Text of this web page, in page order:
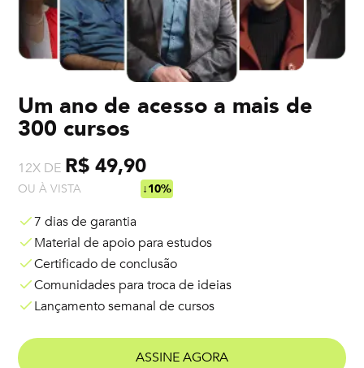
Um ano de acesso a mais de
300 cursos
12X DE R$ 49,90
OU À VISTA ↓10%
7 dias de garantia
Material de apoio para estudos
Certificado de conclusão
Comunidades para troca de ideias
Lançamento semanal de cursos
ASSINE AGORA